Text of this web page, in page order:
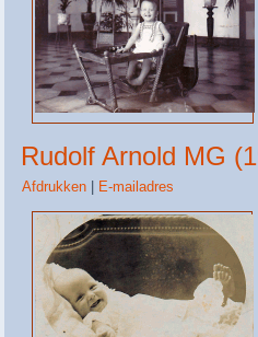
Rudolf Arnold MG
Afdrukken E-mailadres